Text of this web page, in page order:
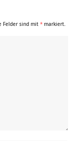
Felder sind mit * markiert.